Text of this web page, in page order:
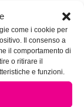
come i cookie per
Il consenso a
il comportamento di
o ritirare il
e funzioni.